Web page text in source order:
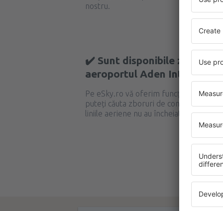
nostru.
✔️ Sunt disponibile zboruri
aeroportul Aden Intl
Pe eSky.ro vă oferim funcționalitatea
puteți căuta zboruri de conexiune
liniile aeriene nu au încheiate acorduri